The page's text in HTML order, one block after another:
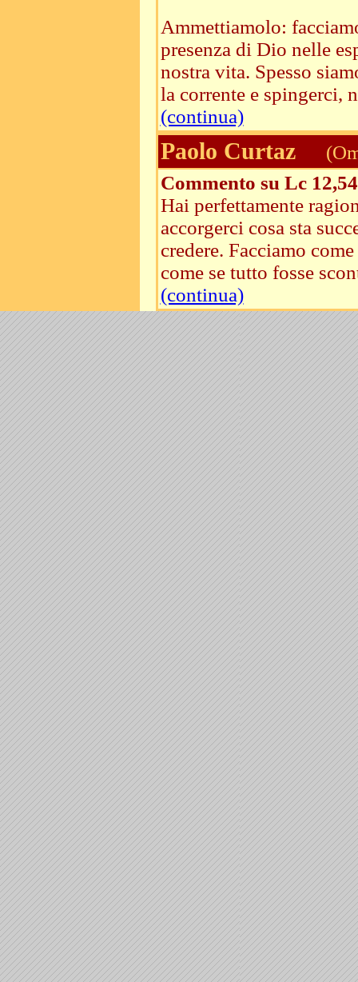
Ammettiamolo:
presenza di Dio nelle
nostra vita. Spesso
la corrente e spingerci,
(continua)
Paolo Curtaz
Commento su Lc
Hai perfettamente
accorgerci cosa sta
credere. Facciamo
come se tutto fosse
(continua)